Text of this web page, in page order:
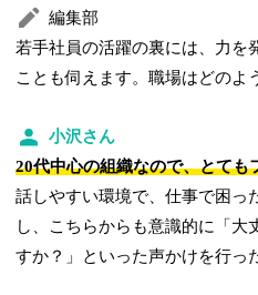
編集部
若手社員の活躍の裏には、力を
ことも伺えます。職場はどのよ
小沢さん
20代中心の組織なので、とても
話しやすい環境で、仕事で困っ
し、こちらからも意識的に「大
すか？」といった声かけを行っ